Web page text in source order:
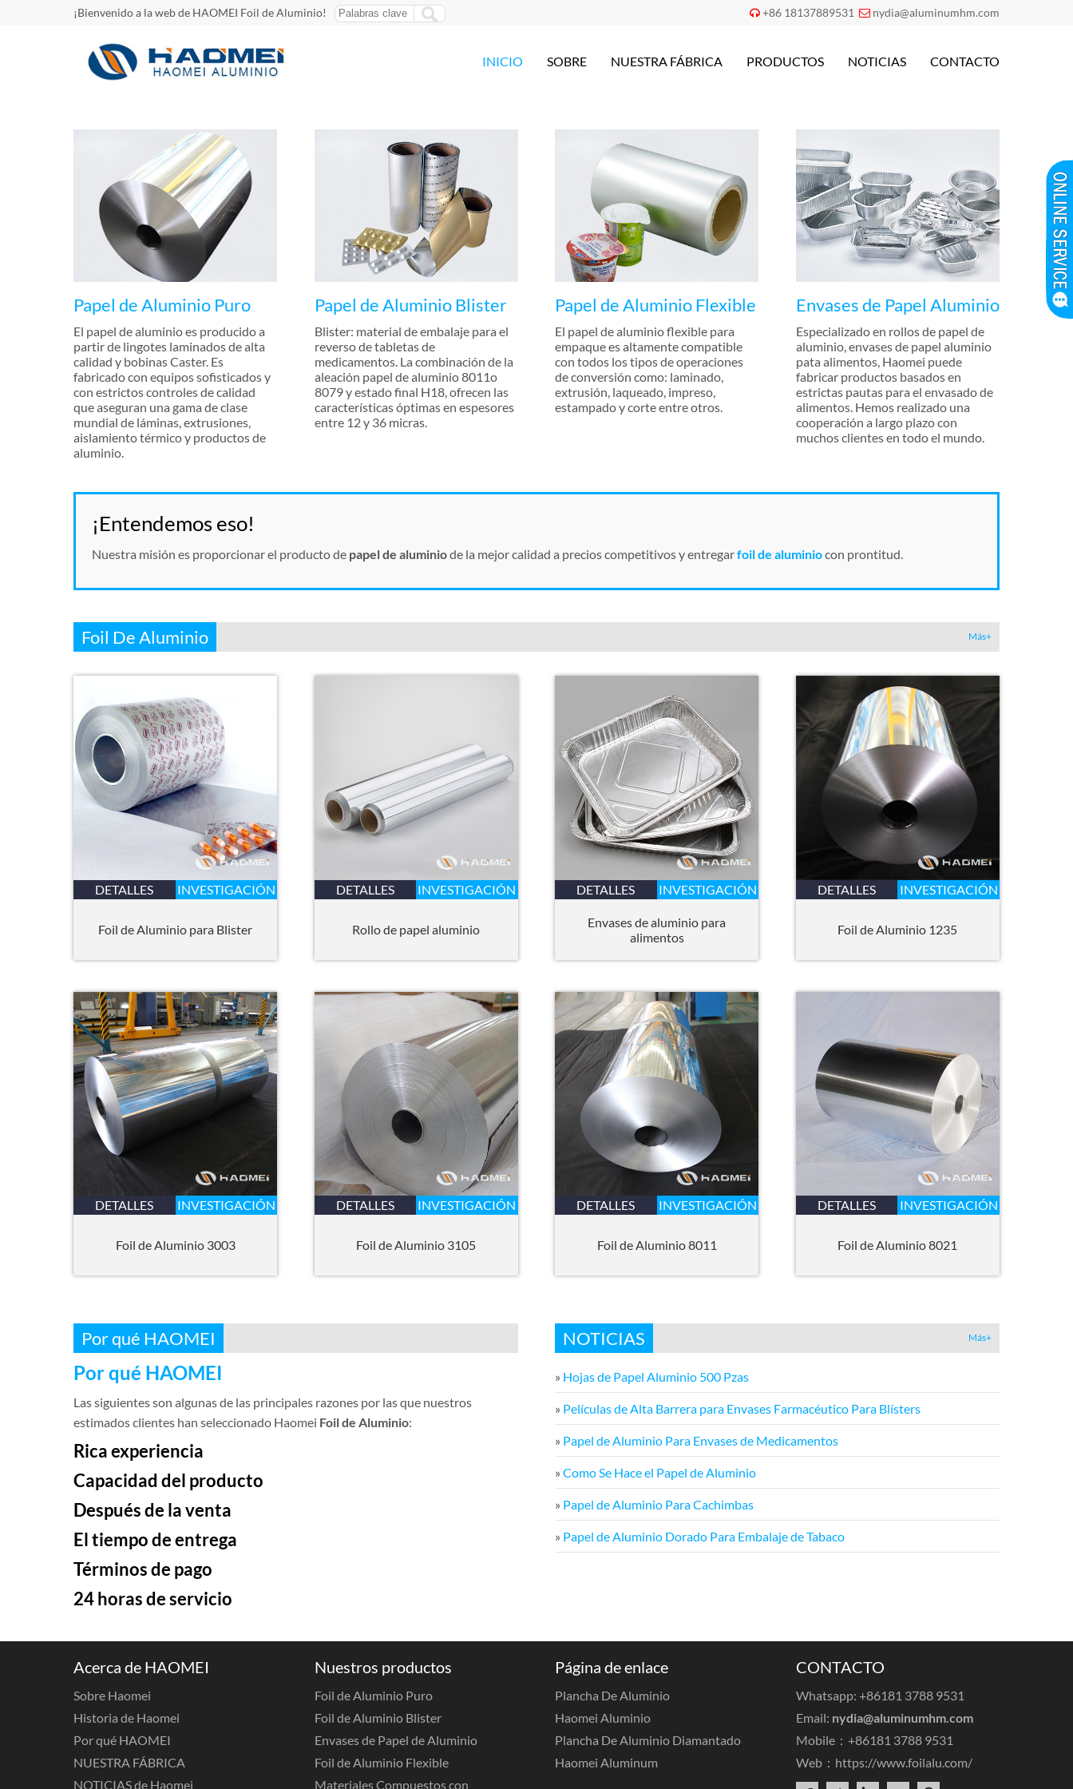
¡Bienvenido a la web de HAOMEI Foil de Aluminio!  +86 18137889531  nydia@aluminumhm.com
INICIO SOBRE NUESTRA FÁBRICA PRODUCTOS NOTICIAS CONTACTO
Papel de Aluminio Puro
El papel de aluminio es producido a
partir de lingotes laminados de alta
calidad y bobinas Caster. Es
fabricado con equipos sofisticados y
con estrictos controles de calidad
que aseguran una gama de clase
mundial de láminas, extrusiones,
aislamiento térmico y productos de
aluminio.
Papel de Aluminio Blister
Blister: material de embalaje para el
reverso de tabletas de
medicamentos. La combinación de la
aleación papel de aluminio 8011o
8079 y estado final H18, ofrecen las
características óptimas en espesores
entre 12 y 36 micras.
Papel de Aluminio Flexible
El papel de aluminio flexible para
empaque es altamente compatible
con todos los tipos de operaciones
de conversión como: laminado,
extrusión, laqueado, impreso,
estampado y corte entre otros.
Envases de Papel Aluminio
Especializado en rollos de papel de
aluminio, envases de papel aluminio
pata alimentos, Haomei puede
fabricar productos basados en
estrictas pautas para el envasado de
alimentos. Hemos realizado una
cooperación a largo plazo con
muchos clientes en todo el mundo.
¡Entendemos eso!
Nuestra misión es proporcionar el producto de papel de aluminiode la mejor calidad a precios competitivos y entregarfoil de aluminiocon prontitud.
Foil De Aluminio Más+
DETALLES INVESTIGACIÓN
Foil de Aluminio para Blister
DETALLES INVESTIGACIÓN
Rollo de papel aluminio
DETALLES INVESTIGACIÓN
Envases de aluminio para
alimentos
DETALLES INVESTIGACIÓN
Foil de Aluminio 1235
DETALLES INVESTIGACIÓN
Foil de Aluminio 3003
DETALLES INVESTIGACIÓN
Foil de Aluminio 3105
DETALLES INVESTIGACIÓN
Foil de Aluminio 8011
DETALLES INVESTIGACIÓN
Foil de Aluminio 8021
Por qué HAOMEI
Por qué HAOMEI
Las siguientes son algunas de las principales razones por las que nuestros
estimados clientes han seleccionado Haomei Foil de Aluminio:
Rica experiencia
Capacidad del producto
Después de la venta
El tiempo de entrega
Términos de pago
24 horas de servicio
NOTICIAS Más+
» Hojas de Papel Aluminio 500 Pzas
» Películas de Alta Barrera para Envases Farmacéutico Para Blísters
» Papel de Aluminio Para Envases de Medicamentos
»Como Se Hace el Papel de Aluminio
» Papel de Aluminio Para Cachimbas
» Papel de Aluminio Dorado Para Embalaje de Tabaco
Acerca de HAOMEI
Sobre Haomei
Historia de Haomei
Por qué HAOMEI
NUESTRA FÁBRICA
NOTICIAS de Haomei
Nuestros productos
Foil de Aluminio Puro
Foil de Aluminio Blister
Envases de Papel de Aluminio
Foil de Aluminio Flexible
Materiales Compuestos con
Página de enlace
Plancha De Aluminio
Haomei Aluminio
Plancha De Aluminio Diamantado
Haomei Aluminum
CONTACTO
Whatsapp: +86181 3788 9531
Email: nydia@aluminumhm.com
Mobile：+86181 3788 9531
Web： https://www.foilalu.com/